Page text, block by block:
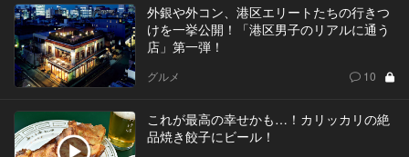
外銀や外コン、港区エリートたちの行きつ
けを一挙公開！「港区男子のリアルに通う
店」第一弾！
グルメ 10
これが最高の幸せかも…！カリッカリの絶
品焼き餃子にビール！